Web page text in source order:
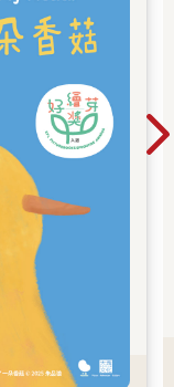
內度過。因此，將
，現在是時候了。
地方是哪裡？我們
的答案。但誰想得
然界裡永遠不可能出
，室外溫度攝氏零
窗戶，打開暖氣將
地球上有什麼地
溫差。
氣之後，家庭成員
著是果醬和起司抹
炒蛋。早餐結束，
上一點適量的中性